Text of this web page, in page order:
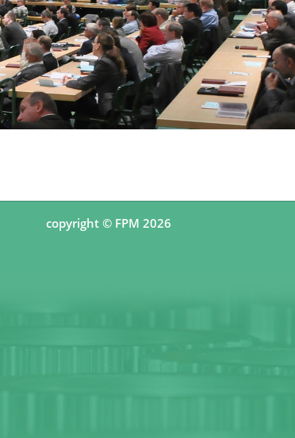
copyright © FPM 2026